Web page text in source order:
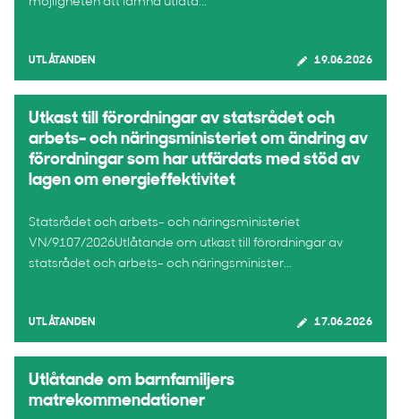
UTLÅTANDEN 19.06.2026
Utkast till förordningar av statsrådet och
arbets- och näringsministeriet om ändring av
förordningar som har utfärdats med stöd av
lagen om energieffektivitet
Statsrådet och arbets- och näringsministeriet
VN/9107/2026Utlåtande om utkast till förordningar av
statsrådet och arbets- och näringsminister...
UTLÅTANDEN 17.06.2026
Utlåtande om barnfamiljers
matrekommendationer